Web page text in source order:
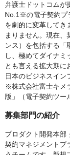
弁護士ドットコムが
No.1※の電子契約プ
を劇的に変革してき
まりません。現在、
ンス）を包括する「
し、極めてダイナミ
とも言える拡大期に
日本のビジネスイン
※株式会社富士キメ
版」（電子契約ツー
募集部門の紹介
プロダクト開発本部
契約マネジメントプ